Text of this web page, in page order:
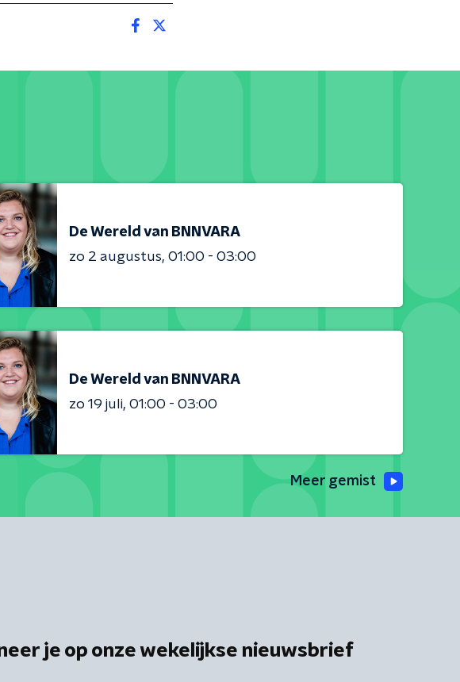
De Wereld van BNNVARA
zo 2 augustus 01:00 - 03:00
De Wereld van BNNVARA
zo 19 juli 01:00 - 03:00
Meer gemist
je op onze wekelijkse nieuwsbrief